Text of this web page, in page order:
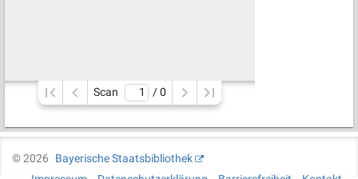
Scan / 0
©2026
Bayerische Staatsbibliothek